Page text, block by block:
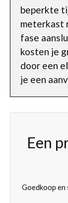
beperkte
meterkast
fase
kosten je
door een
je een
Een
Goedkoop en